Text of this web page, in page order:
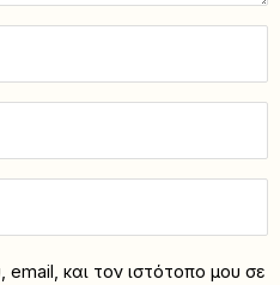
και τον ιστότοπο μου σε